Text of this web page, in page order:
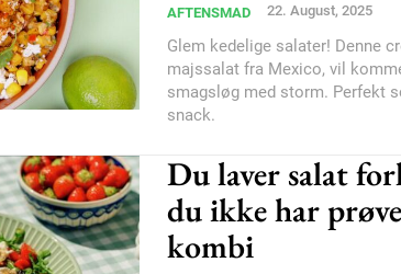
Subscription
AFTENSMAD 22. August, 2025
Glem kedelige salater! Denne
majssalat fra Mexico, vil
smagsløg med storm. Perfekt
snack.
Du laver salat
du ikke har
kombi